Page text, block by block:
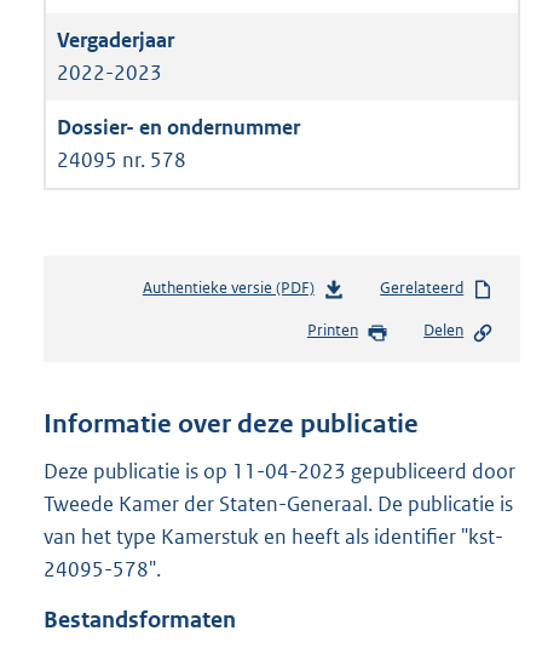
2022-2023
24095 nr. 578
Authentieke versie (PDF)b
s
n
s
r
o
Gerelateerd
Printen Delen
Informatie over deze publicatie
Deze publicatie is op 11-04-2023 gepubliceerd door
Tweede Kamer der Staten-Generaal. De publicatie is
van het type Kamerstuk en heeft als identifier "kst-
24095-578".
Bestandsformaten